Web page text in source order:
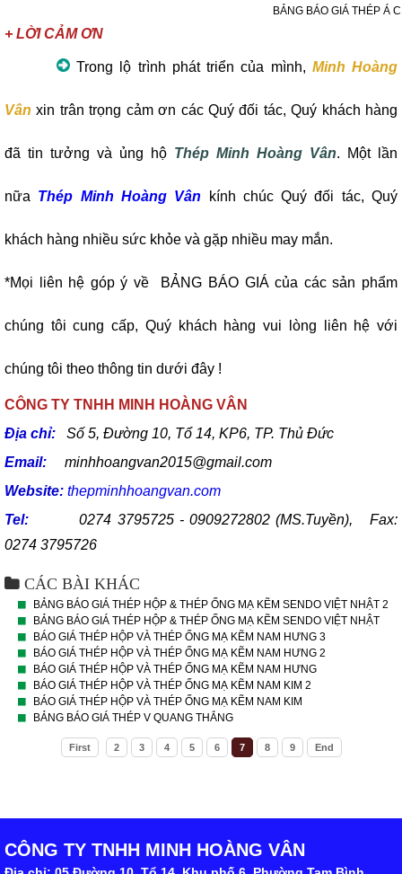
BẢNG BÁO GIÁ THÉP Á
+ LỜI CẢM ƠN
Trong lộ trình phát triển của mình, Minh Hoàng
Vân xin trân trọng cảm ơn các Quý đối tác, Quý khách hàng
đã tin tưởng và ủng hộ Thép Minh Hoàng Vân. Một lần
nữa Thép Minh Hoàng Vân kính chúc Quý đối tác, Quý
khách hàng nhiều sức khỏe và gặp nhiều may mắn.
*Mọi liên hệ góp ý về BẢNG BÁO GIÁ của các sản phẩm
chúng tôi cung cấp, Quý khách hàng vui lòng liên hệ với
chúng tôi theo thông tin dưới đây !
CÔNG TY TNHH MINH HOÀNG VÂN
Địa chỉ:
Số 5, Đường 10, Tổ 14, KP6, TP. Thủ Đức
Email:
minhhoangvan2015@gmail.com
Website: thepminhhoangvan.com
Tel:
0274 3795725 - 0909272802 (MS.Tuyền), Fax:
0274 3795726
CÁC BÀI KHÁC
BẢNG BÁO GIÁ THÉP HỘP & THÉP ỐNG MẠ KẼM SENDO VIỆT NHẬT 2
BẢNG BÁO GIÁ THÉP HỘP & THÉP ỐNG MẠ KẼM SENDO VIỆT NHẬT
BÁO GIÁ THÉP HỘP VÀ THÉP ỐNG MẠ KẼM NAM HƯNG 3
BÁO GIÁ THÉP HỘP VÀ THÉP ỐNG MẠ KẼM NAM HƯNG 2
BÁO GIÁ THÉP HỘP VÀ THÉP ỐNG MẠ KẼM NAM HƯNG
BÁO GIÁ THÉP HỘP VÀ THÉP ỐNG MẠ KẼM NAM KIM 2
BÁO GIÁ THÉP HỘP VÀ THÉP ỐNG MẠ KẼM NAM KIM
BẢNG BÁO GIÁ THÉP V QUANG THẮNG
First 2 3 4 5 6 7 8 9 End
CÔNG TY TNHH MINH HOÀNG VÂN